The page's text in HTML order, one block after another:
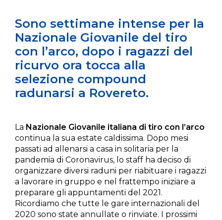
Sono settimane intense per la
Nazionale Giovanile del tiro
con l’arco, dopo i ragazzi del
ricurvo ora tocca alla
selezione compound
radunarsi a Rovereto.
La Nazionale Giovanile italiana di tiro con l’arco
continua la sua estate caldissima. Dopo mesi
passati ad allenarsi a casa in solitaria per la
pandemia di Coronavirus, lo staff ha deciso di
organizzare diversi raduni per riabituare i ragazzi
a lavorare in gruppo e nel frattempo iniziare a
preparare gli appuntamenti del 2021.
Ricordiamo che tutte le gare internazionali del
2020 sono state annullate o rinviate. I prossimi